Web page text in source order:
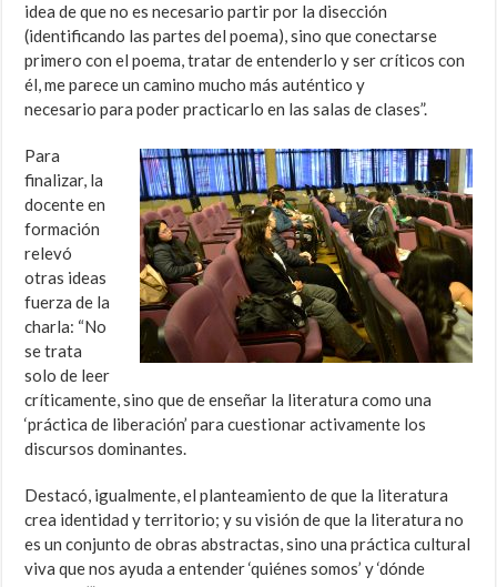
idea de que no es necesario partir por la disección
(identificando las partes del poema), sino que conectarse
primero con el poema, tratar de entenderlo y ser críticos con
él, me parece un camino mucho más auténtico y
necesario para poder practicarlo en las salas de clases”.
Para
finalizar, la
docente en
formación
relevó
otras ideas
fuerza de la
charla: “No
se trata
solo de leer
críticamente, sino que de enseñar la literatura como una
‘práctica de liberación’ para cuestionar activamente los
discursos dominantes.
Destacó, igualmente, el planteamiento de que la literatura
crea identidad y territorio; y su visión de que la literatura no
es un conjunto de obras abstractas, sino una práctica cultural
viva que nos ayuda a entender ‘quiénes somos’ y ‘dónde